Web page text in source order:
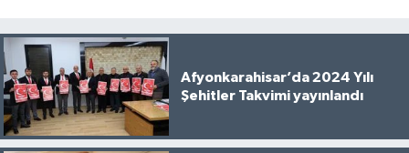
Afyonkarahisar’da 2024 Yılı
Şehitler Takvimi yayınlandı